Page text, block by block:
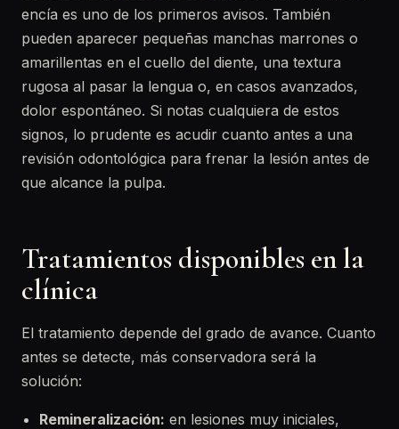
encía es uno de los primeros avisos. También
pueden aparecer pequeñas manchas marrones o
amarillentas en el cuello del diente, una textura
rugosa al pasar la lengua o, en casos avanzados,
dolor espontáneo. Si notas cualquiera de estos
signos, lo prudente es acudir cuanto antes a una
revisión odontológica para frenar la lesión antes de
que alcance la pulpa.
Tratamientos disponibles en la
clínica
El tratamiento depende del grado de avance. Cuanto
antes se detecte, más conservadora será la
solución:
Remineralización: en lesiones muy iniciales,